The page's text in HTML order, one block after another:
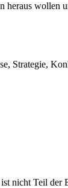
Strategie,
nicht Teil der